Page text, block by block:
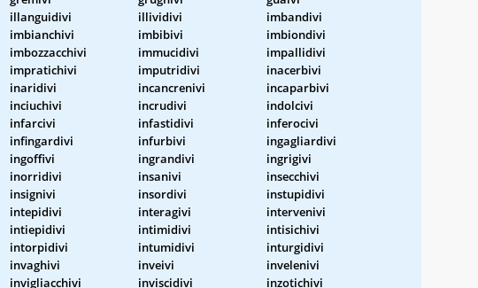
illanguidivi illividivi
imbandivi
imbianchivi imbibivi
imbiondivi
imbozzacchivi immucidivi
impallidivi
impratichivi imputridivi
inacerbivi
inaridivi incancrenivi
incaparbivi
inciuchivi incrudivi
indolcivi
infarcivi infastidivi
inferocivi
infingardivi infurbivi
ingagliardivi
ingoffivi ingrandivi
ingrigivi
inorridivi insanivi
insecchivi
insignivi insordivi
instupidivi
intepidivi interagivi
intervenivi
intiepidivi intimidivi
intisichivi
intorpidivi intumidivi
inturgidivi
invaghivi inveivi
invelenivi
invigliacchivi inviscidivi
inzotichivi